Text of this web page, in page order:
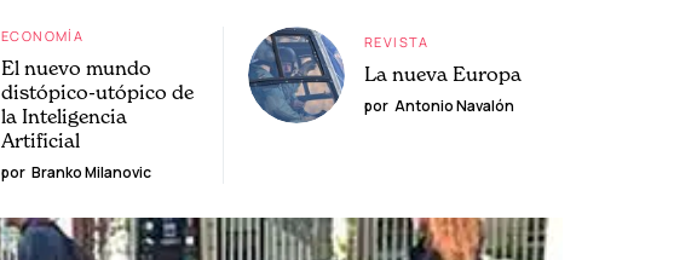
ECONOMÍA
El nuevo mundo
distópico-utópico de
la Inteligencia
Artificial
por Branko Milanovic
REVISTA
La nueva Europa
por Antonio Navalón